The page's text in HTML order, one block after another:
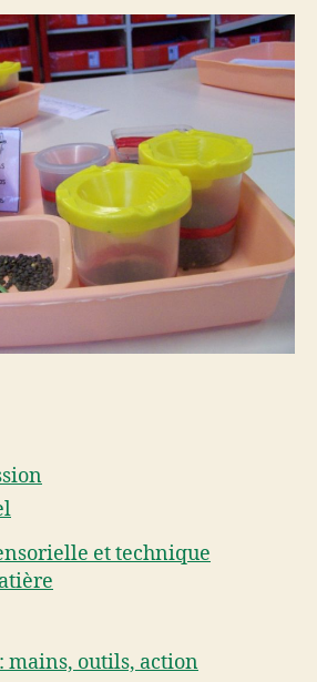
et technique
mains, outils, action